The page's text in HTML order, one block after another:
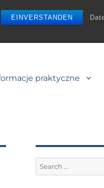
EINVERSTANDEN
praktyczne
Search
for: